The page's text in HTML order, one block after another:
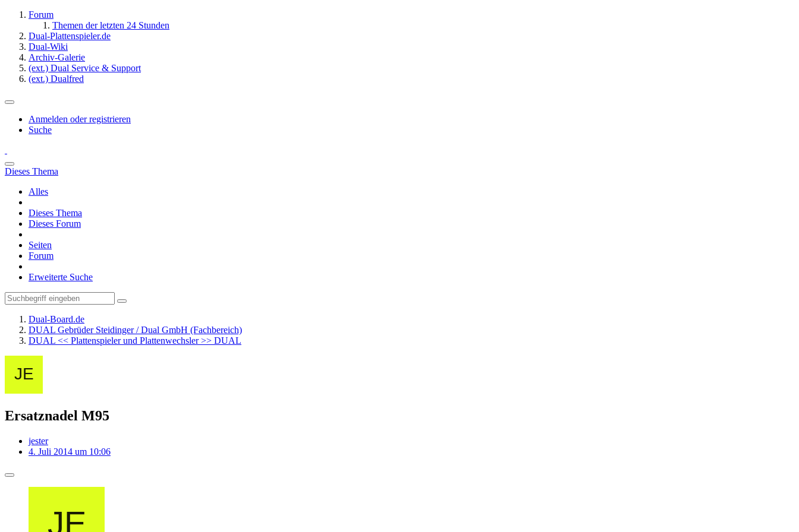
Forum
Themen der letzten 24 Stunden
Dual-Plattenspieler.de
Dual-Wiki
Archiv-Galerie
(ext.) Dual Service & Support
(ext.) Dualfred
Anmelden oder registrieren
Suche
Dieses Thema
Alles
Dieses Thema
Dieses Forum
Seiten
Forum
Erweiterte Suche
Dual-Board.de
DUAL Gebrüder Steidinger / Dual GmbH (Fachbereich)
DUAL << Plattenspieler und Plattenwechsler >> DUAL
Ersatznadel M95
jester
4. Juli 2014 um 10:06